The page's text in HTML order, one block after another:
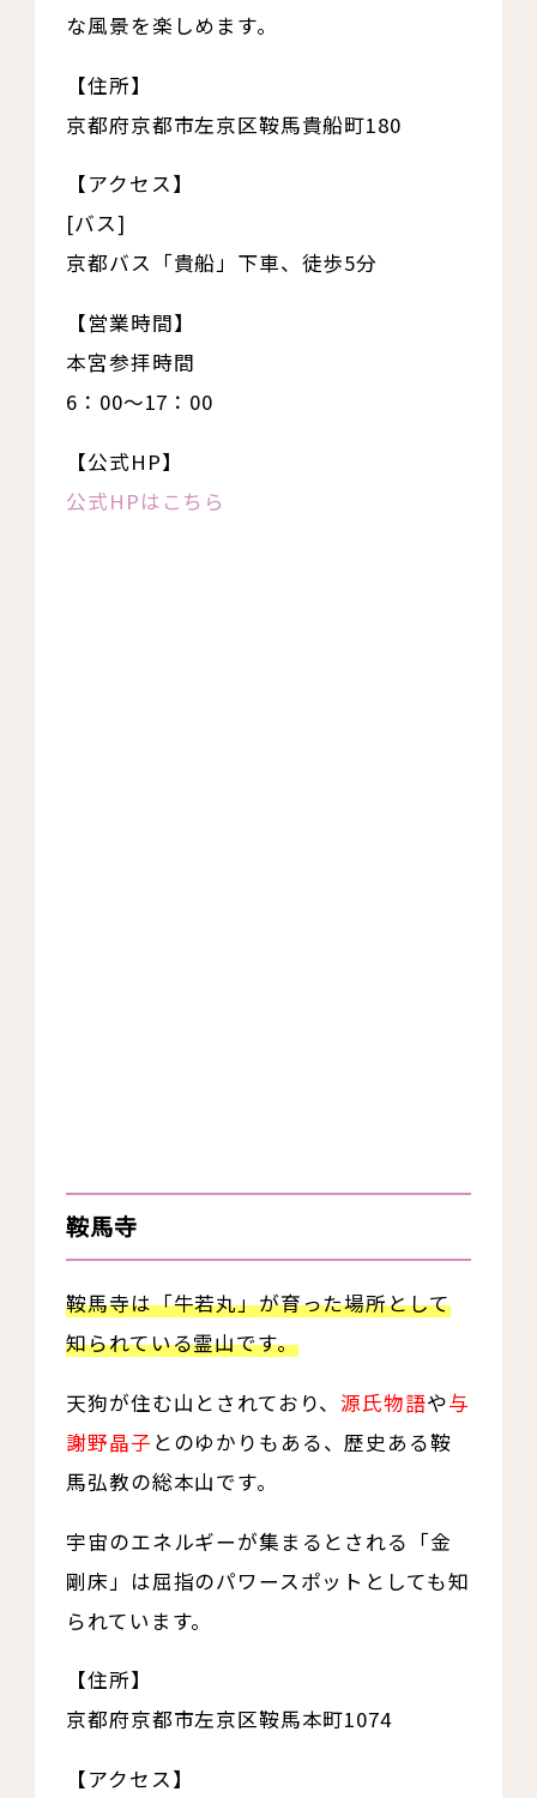
な風景を楽しめます。
【住所】
京都府京都市左京区鞍馬貴船町180
【アクセス】
[バス]
京都バス「貴船」下車、徒歩5分
【営業時間】
本宮参拝時間
6：00～17：00
【公式HP】
公式HPはこちら
鞍馬寺
鞍馬寺は「牛若丸」が育った場所として
知られている霊山です。
天狗が住む山とされており、源氏物語や与
謝野晶子 とのゆかりもある、歴史ある鞍
馬弘教の総本山です。
宇宙のエネルギーが集まるとされる「金
剛床」は屈指のパワースポットとしても知
られています。
【住所】
京都府京都市左京区鞍馬本町1074
【アクセス】